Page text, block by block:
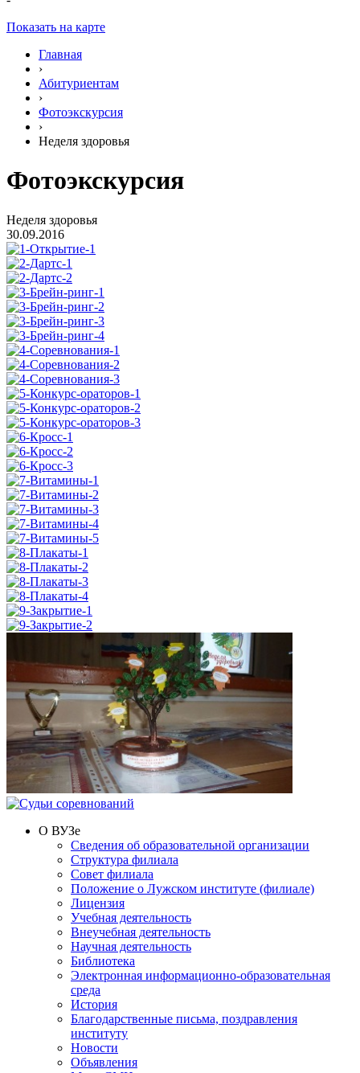
Показать на карте
Главная
›
Абитуриентам
›
Фотоэкскурсия
›
Неделя здоровья
Фотоэкскурсия
Неделя здоровья
30.09.2016
О ВУЗе
Сведения об образовательной организации
Структура филиала
Совет филиала
Положение о Лужском институте (филиале)
Лицензия
Учебная деятельность
Внеучебная деятельность
Научная деятельность
Библиотека
Электронная информационно-образовательная
среда
История
Благодарственные письма, поздравления
институту
Новости
Объявления